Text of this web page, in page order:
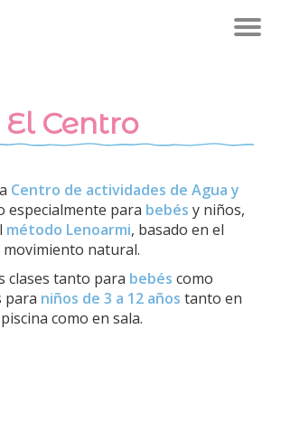
El Centro
Centro de actividades de Agua y
especialmente para bebés y niños,
método Lenoarmi, basado en el
movimiento natural.
clases tanto para bebés como
para niños de 3 a 12 años tanto en
piscina como en sala.